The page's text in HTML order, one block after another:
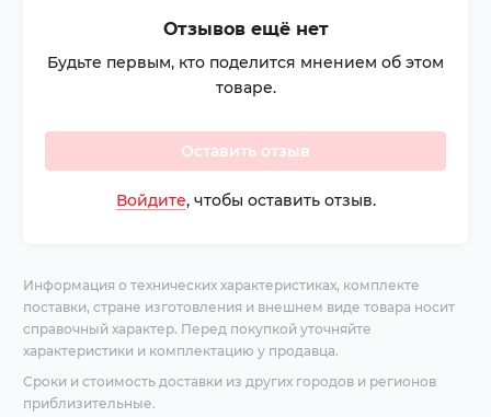
Отзывов ещё нет
Будьте первым, кто поделится мнением об этом
товаре.
Оставить отзыв
Войдите, чтобы оставить отзыв.
Информация о технических характеристиках, комплекте
поставки, стране изготовления и внешнем виде товара носит
справочный характер. Перед покупкой уточняйте
характеристики и комплектацию у продавца.
Сроки и стоимость доставки из других городов и регионов
приблизительные.